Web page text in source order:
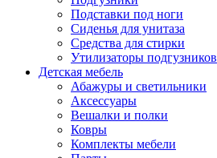
Подставки под ноги
Сиденья для унитаза
Средства для стирки
Утилизаторы подгузников
Детская мебель
Абажуры и светильники
Аксессуары
Вешалки и полки
Ковры
Комплекты мебели